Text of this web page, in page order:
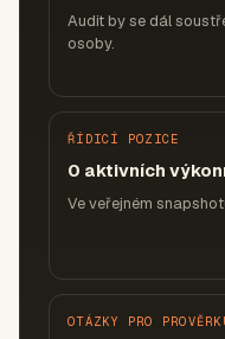
Audit by se dál
osoby.
ŘÍDICÍ POZICE
0 aktivních
Ve veřejném
OTÁZKY PRO